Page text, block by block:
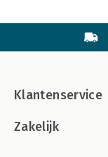
Klantenservice
Zakelijk